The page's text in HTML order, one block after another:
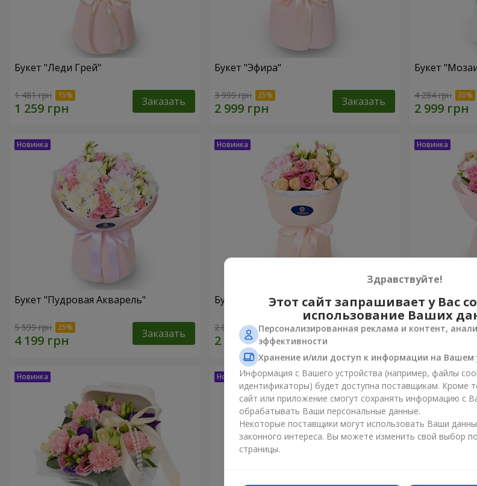
Букет "Леди Грей"
1 481 грн Заказать
Букет "Эфира"
3 999 грн Заказать
Букет
4 284 грн
Букет "Пудровая Акварель"
5 599 грн Заказать
Букет "Мечты сбываются"
2 822 грн Заказать
Букет
3 732 грн
Здравствуйте!
Этот сайт запрашивает у Вас
использование Ваших
Персонализированная реклама и контент,
эффективности
Хранение и/или доступ к информации на Вашем
Информация с Вашего устройства (например, файлы
идентификаторы) будет доступна поставщикам. Кроме
сайт или приложение смогут сохранять информацию с
обрабатывать Ваши персональные данные.
Некоторые поставщики могут использовать Ваши
законного интереса. Вы можете изменить свой выбор
страницы.